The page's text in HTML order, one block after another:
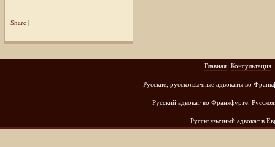
Share |
Главная Консультация
Русские, русскоязычные адвокаты во
Русский адвокат во Франкфурте.
Русскоязычный адвокат в